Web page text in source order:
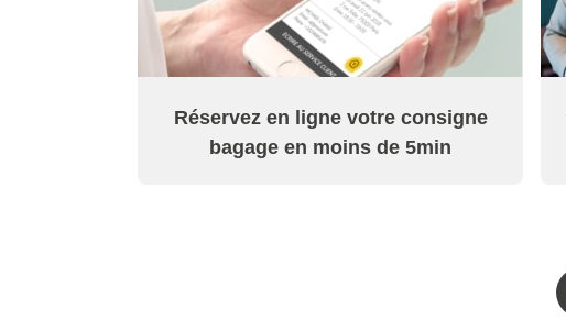
Réservez en ligne votre consigne
bagage en moins de 5min